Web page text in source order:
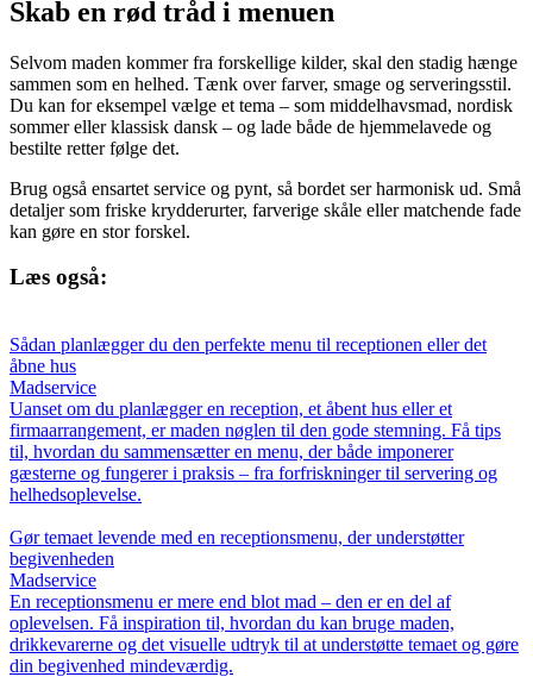
Skab en rød tråd i menuen
Selvom maden kommer fra forskellige kilder, skal den stadig hænge
sammen som en helhed. Tænk over farver, smage og serveringsstil.
Du kan for eksempel vælge et tema – som middelhavsmad, nordisk
sommer eller klassisk dansk – og lade både de hjemmelavede og
bestilte retter følge det.
Brug også ensartet service og pynt, så bordet ser harmonisk ud. Små
detaljer som friske krydderurter, farverige skåle eller matchende fade
kan gøre en stor forskel.
Læs også:
Sådan planlægger du den perfekte menu til receptionen eller det
åbne hus
Madservice
Uanset om du planlægger en reception, et åbent hus eller et
firmaarrangement, er maden nøglen til den gode stemning. Få tips
til, hvordan du sammensætter en menu, der både imponerer
gæsterne og fungerer i praksis – fra forfriskninger til servering og
helhedsoplevelse.
Gør temaet levende med en receptionsmenu, der understøtter
begivenheden
Madservice
En receptionsmenu er mere end blot mad – den er en del af
oplevelsen. Få inspiration til, hvordan du kan bruge maden,
drikkevarerne og det visuelle udtryk til at understøtte temaet og gøre
din begivenhed mindeværdig.